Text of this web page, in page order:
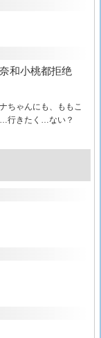
和小桃都拒绝
ちゃんにも、ももこ
行きたく…ない？